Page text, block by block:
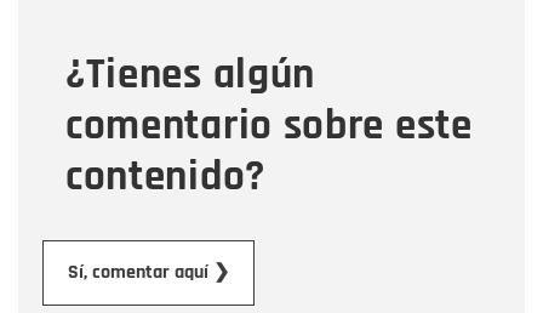
¿Tienes algún
comentario sobre este
contenido?
Sí, comentar aquí ❯
Mensaje